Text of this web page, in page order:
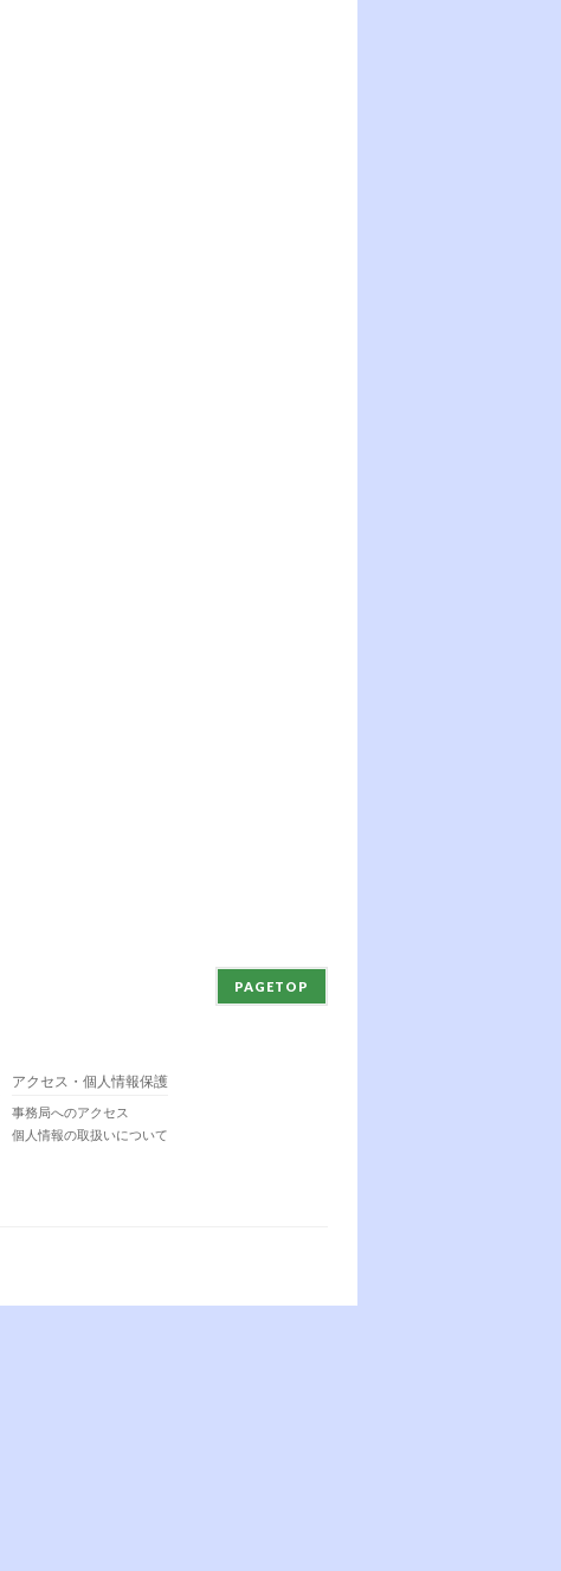
PAGETOP
アクセス・個人情報保護
事務局へのアクセス
個人情報の取扱いについて